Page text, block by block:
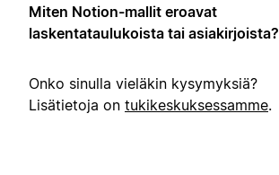
Miten Notion-mallit eroavat
laskentataulukoista tai asiakirjoista?
Onko sinulla vieläkin kysymyksiä?
Lisätietoja on tukikeskuksessamme.